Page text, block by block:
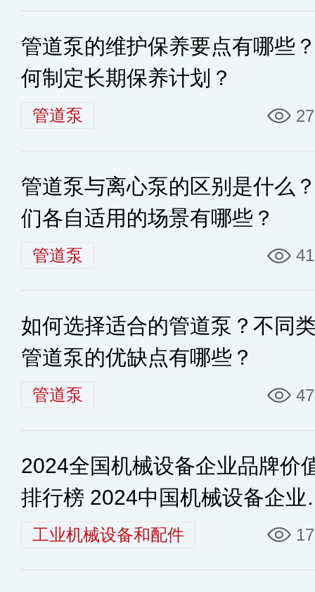
管道泵的维护保养要点有哪些
何制定长期保养计划？
管道泵 27
管道泵与离心泵的区别是什么
们各自适用的场景有哪些？
管道泵 41
如何选择适合的管道泵？不同
管道泵的优缺点有哪些？
管道泵 47
2024全国机械设备企业品牌价
排行榜 2024中国机械设备企业
名工业机械设备和配件